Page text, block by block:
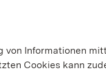
von Informationen
Cookies kann